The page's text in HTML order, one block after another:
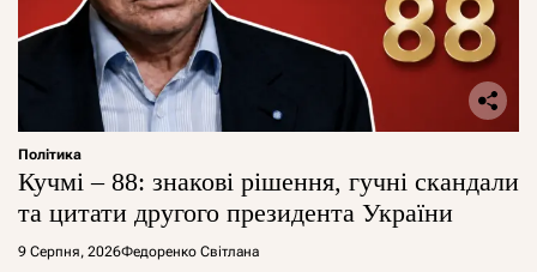
Політика
Кучмі – 88: знакові рішення, гучні скандали
та цитати другого президента України
9 Серпня, 2026Федоренко Світлана